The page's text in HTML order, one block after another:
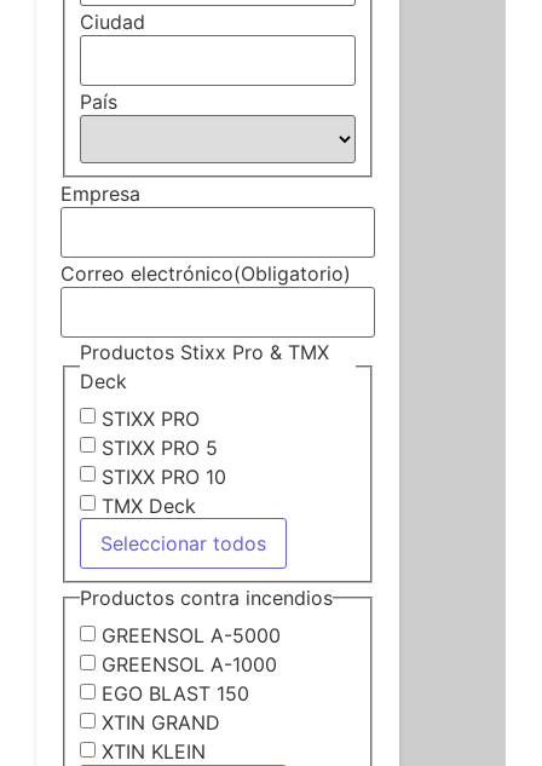
Ciudad
País
Empresa
Correo electrónico(Obligatorio)
Productos Stixx Pro & TMX
Deck
STIXX PRO
STIXX PRO 5
STIXX PRO 10
TMX Deck
Seleccionar todos
Productos contra incendios
GREENSOL A-5000
GREENSOL A-1000
EGO BLAST 150
XTIN GRAND
XTIN KLEIN